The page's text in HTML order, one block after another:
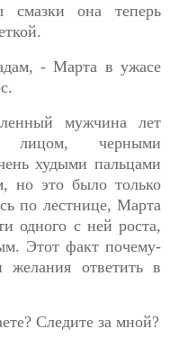
смазки она теперь
- Марта в ужасе
мужчина лет
лицом, черными
худыми пальцами
но это было только
по лестнице, Марта
одного с ней роста,
Этот факт почему-
ответить в
Следите за мной?